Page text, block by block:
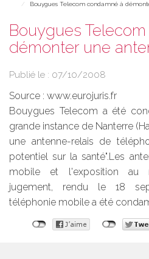
Bouygues Telecom condamné à
Bouygues
démonter une
Publié le : 07/10/2008
Source : www.eurojuris.fr
Bouygues Telecom a été
grande instance de Nanterre
une antenne-relais de
potentiel sur la santé".Les
mobile et l'exposition au
jugement, rendu le 18
téléphonie mobile a été